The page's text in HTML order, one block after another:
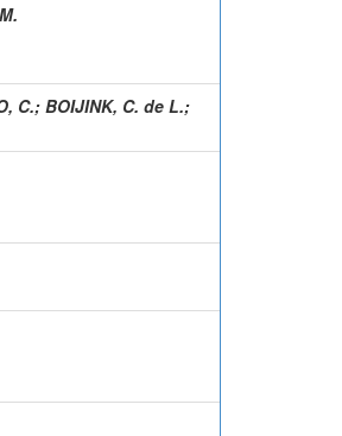
C.; BOIJINK, C. de L.;